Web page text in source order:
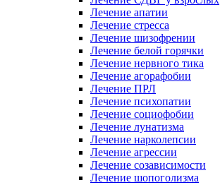
Лечение апатии
Лечение стресса
Лечение шизофрении
Лечение белой горячки
Лечение нервного тика
Лечение агорафобии
Лечение ПРЛ
Лечение психопатии
Лечение социофобии
Лечение лунатизма
Лечение нарколепсии
Лечение агрессии
Лечение созависимости
Лечение шопоголизма